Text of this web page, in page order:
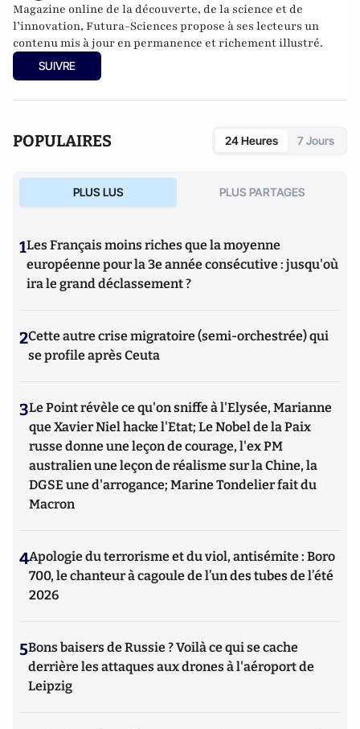
Magazine online de la découverte, de la science et de
l’innovation, Futura-Sciences propose à ses lecteurs un
contenu mis à jour en permanence et richement illustré.
SUIVRE
POPULAIRES 24 Heures 7 Jours
PLUS LUS PLUS PARTAGES
1Les Français moins riches que la moyenne
européenne pour la 3e année consécutive : jusqu'où
ira le grand déclassement ?
2Cette autre crise migratoire (semi-orchestrée) qui
se profile après Ceuta
3Le Point révèle ce qu'on sniffe à l'Elysée, Marianne
que Xavier Niel hacke l'Etat; Le Nobel de la Paix
russe donne une leçon de courage, l'ex PM
australien une leçon de réalisme sur la Chine, la
DGSE une d'arrogance; Marine Tondelier fait du
Macron
4Apologie du terrorisme et du viol, antisémite : Boro
700, le chanteur à cagoule de l’un des tubes de l’été
2026
5Bons baisers de Russie ? Voilà ce qui se cache
derrière les attaques aux drones à l'aéroport de
Leipzig